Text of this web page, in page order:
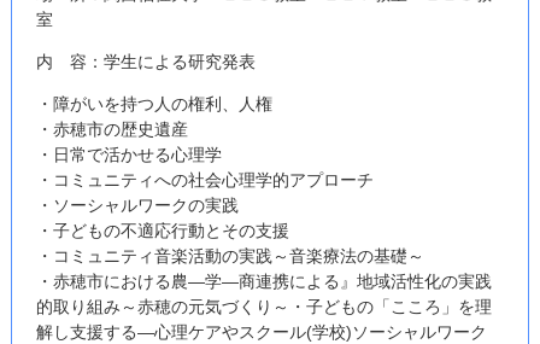
室
内 容：学生による研究発表
・障がいを持つ人の権利、人権
・赤穂市の歴史遺産
・日常で活かせる心理学
・コミュニティへの社会心理学的アプローチ
・ソーシャルワークの実践
・子どもの不適応行動とその支援
・コミュニティ音楽活動の実践～音楽療法の基礎～
・赤穂市における農―学―商連携による』地域活性化の実践
的取り組み～赤穂の元気づくり～・子どもの「こころ」を理
解し支援する―心理ケアやスクール(学校)ソーシャルワーク